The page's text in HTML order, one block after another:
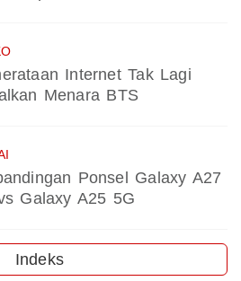
Internet Tak Lagi
Menara BTS
Ponsel Galaxy A27
Galaxy A25 5G
Indeks